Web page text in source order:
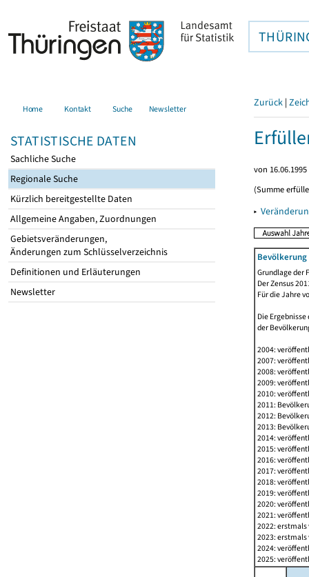
Home Kontakt Suche Newsletter
STATISTISCHE DATEN
Sachliche Suche
Regionale Suche
Kürzlich bereitgestellte Daten
Allgemeine Angaben, Zuordnungen
Gebietsveränderungen,
Änderungen zum Schlüsselverzeichnis
Definitionen und Erläuterungen
Newsletter
Zurück |
von
(Summe
▸
Grundlage der
Der Zensus
Für die Jahre
Die
der
2004:
2007:
2008:
2009:
2010:
2011:
2012:
2013:
2014:
2015:
2016:
2017:
2018:
2019:
2020:
2021:
2022:
2023:
2024:
2025: